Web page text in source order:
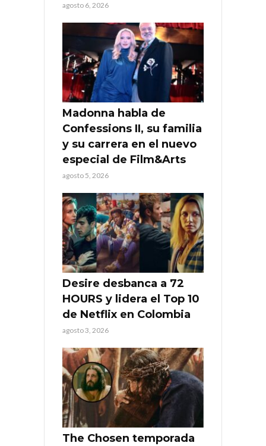
agosto 6, 2026
Madonna habla de
Confessions II, su familia
y su carrera en el nuevo
especial de Film&Arts
agosto 5, 2026
Desire desbanca a 72
HOURS y lidera el Top 10
de Netflix en Colombia
agosto 3, 2026
The Chosen temporada